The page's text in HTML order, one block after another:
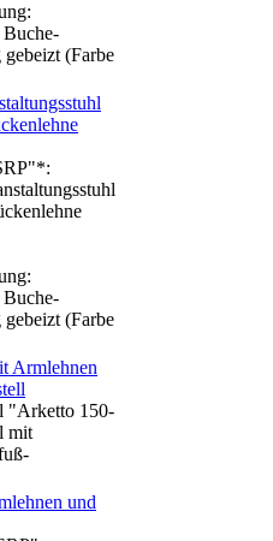
(Farbe
(Farbe
"Arketto 150-
mit